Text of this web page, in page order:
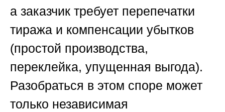
а заказчик требует перепечатки
тиража и компенсации убытков
(простой производства,
переклейка, упущенная выгода).
Разобраться в этом споре может
только независимая